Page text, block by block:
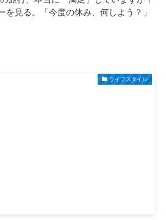
を見る。「今度の休み、何しよう？」
ライフスタイル